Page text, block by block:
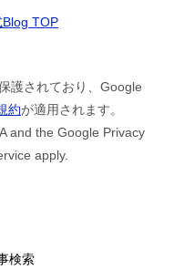
TOP
護されており、Google
約が適用されます。
and the Google Privacy
apply.
検索